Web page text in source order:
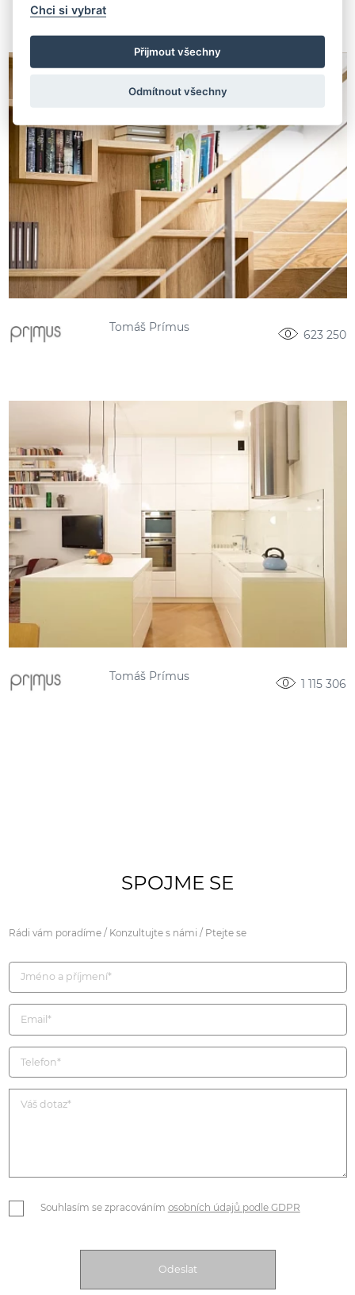
Tomáš Prímus
623 250
Tomáš Prímus
1 115 306
SPOJME SE
Rádi vám poradíme / Konzultujte s námi / Ptejte se
Souhlasím se zpracováním osobních údajů podle GDPR
Chci si vybrat
Přijmout všechny
Odmítnout všechny